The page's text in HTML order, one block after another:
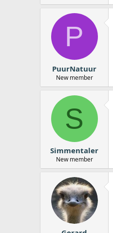
P
PuurNatuur
New member
S
Simmentaler
New member